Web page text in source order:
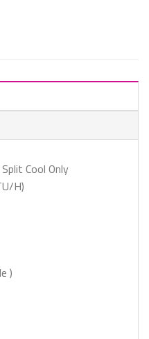
Cool Only
H)
)